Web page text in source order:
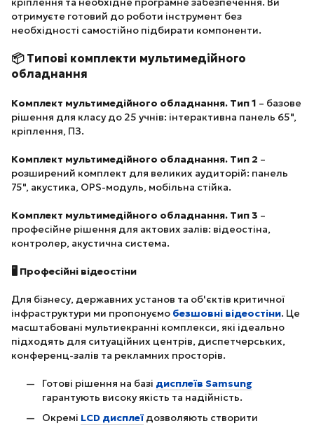
отримуєте готовий до роботи інструмент без
необхідності самостійно підбирати компоненти.
📦 Типові комплекти мультимедійного
обладнання
Комплект мультимедійного обладнання. Тип 1 – базове
рішення для класу до 25 учнів: інтерактивна панель 65",
кріплення, ПЗ.
Комплект мультимедійного обладнання. Тип 2 –
розширений комплект для великих аудиторій: панель
75", акустика, OPS-модуль, мобільна стійка.
Комплект мультимедійного обладнання. Тип 3 –
професійне рішення для актових залів: відеостіна,
контролер, акустична система.
🖥️ Професійні відеостіни
Для бізнесу, державних установ та об'єктів критичної
інфраструктури ми пропонуємо безшовні відеостіни. Це
масштабовані мультиекранні комплекси, які ідеально
підходять для ситуаційних центрів, диспетчерських,
конференц-залів та рекламних просторів.
Готові рішення на базі дисплеїв Samsung
гарантують високу якість та надійність.
Окремі LCD дисплеїдозволяють створити